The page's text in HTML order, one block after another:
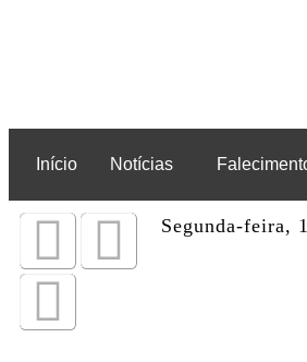
Início Notícias
Segunda-feira,